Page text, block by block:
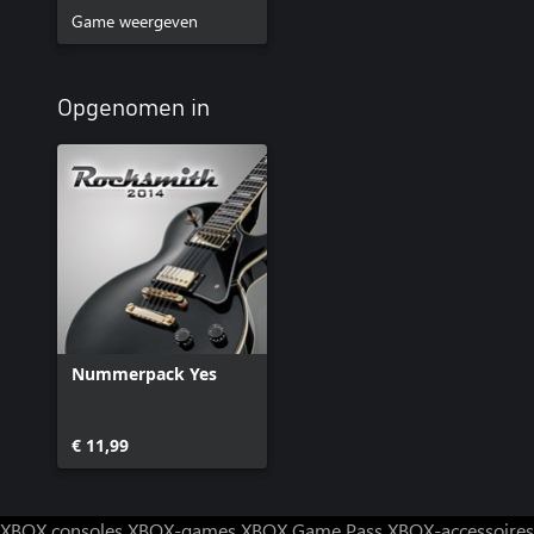
Game weergeven
Opgenomen in
Nummerpack Yes
€ 11,99